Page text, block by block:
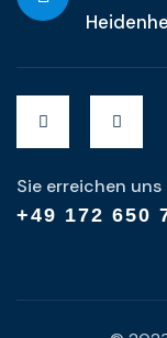
Sie erreichen
+49 172 650